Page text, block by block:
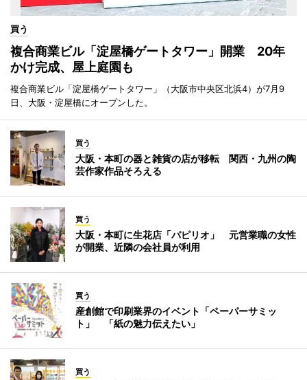
買う
複合商業ビル「淀屋橋ゲートタワー」開業 20年
かけ完成、屋上庭園も
複合商業ビル「淀屋橋ゲートタワー」（大阪市中央区北浜4）が7月9
日、大阪・淀屋橋にオープンした。
買う
大阪・本町の器と雑貨の店が移転 関西・九州の陶
芸作家作品そろえる
買う
大阪・本町に生花店「パピリオ」 元営業職の女性
が開業、近隣の会社員が利用
買う
産創館で印刷業界のイベント「ペーパーサミッ
ト」 「紙の魅力伝えたい」
買う